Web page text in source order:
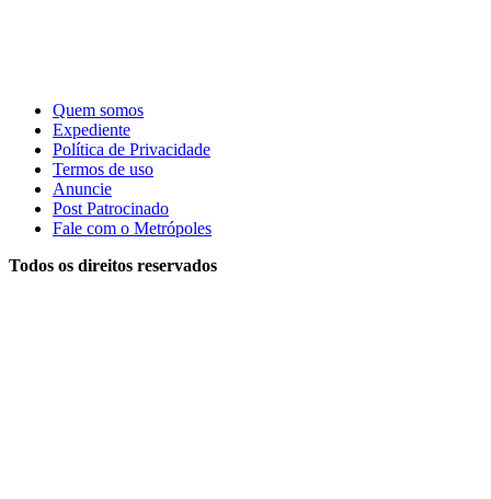
Quem somos
Expediente
Política de Privacidade
Termos de uso
Anuncie
Post Patrocinado
Fale com o Metrópoles
Todos os direitos reservados